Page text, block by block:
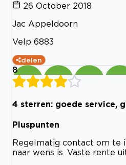
26 October 2018
Jac Appeldoorn
Velp 6883
delen
8
4 sterren: goede service,
Pluspunten
Regelmatig contact om te
naar wens is. Vaste rente